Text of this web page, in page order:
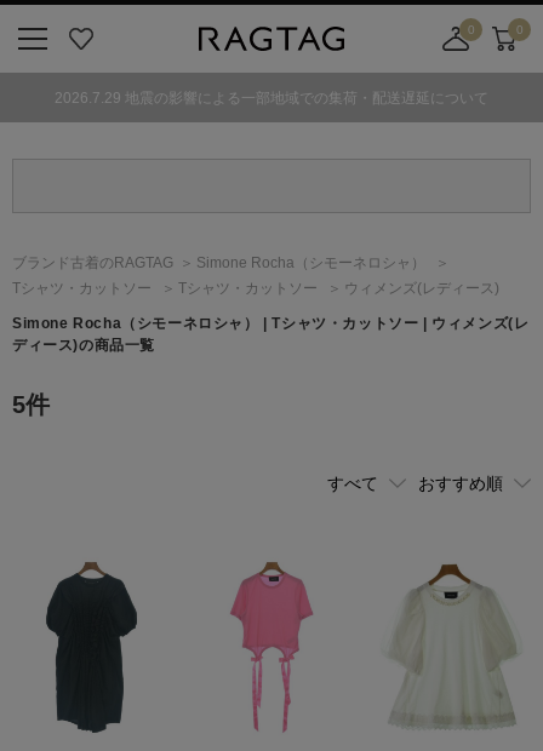
気
0
舗
カ
ト
0
2026.7.29 地震の影響による一部地域での集荷・配送遅延について
ブランド古着のRAGTAG Simone Rocha （シモーネロシャ）
Tシャツ・カットソー
Tシャツ・カットソー ウィメンズ(レディース)
Simone Rocha （シモーネロシャ）
| Tシャツ・カットソー | ウィメンズ(レ
ディース)の商品一覧
5件